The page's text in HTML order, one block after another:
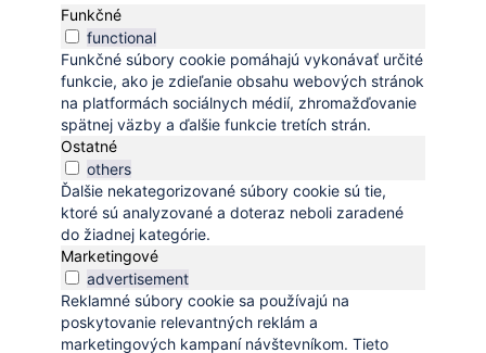
Funkčné
functional
Funkčné súbory cookie pomáhajú vykonávať určité
funkcie, ako je zdieľanie obsahu webových stránok
na platformách sociálnych médií, zhromažďovanie
spätnej väzby a ďalšie funkcie tretích strán.
Ostatné
others
Ďalšie nekategorizované súbory cookie sú tie,
ktoré sú analyzované a doteraz neboli zaradené
do žiadnej kategórie.
Marketingové
advertisement
Reklamné súbory cookie sa používajú na
poskytovanie relevantných reklám a
marketingových kampaní návštevníkom. Tieto